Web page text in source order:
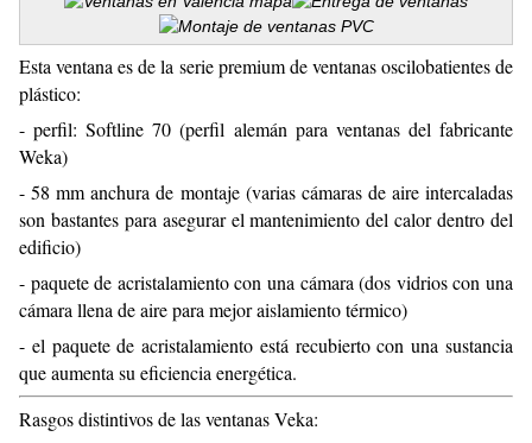
Esta ventana es de la serie premium de ventanas oscilobatientes de
plástico:
- perfil: Softline 70 (perfil alemán para ventanas del fabricante
Weka)
- 58 mm anchura de montaje (varias cámaras de aire intercaladas
son bastantes para asegurar el mantenimiento del calor dentro del
edificio)
- paquete de acristalamiento con una cámara (dos vidrios con una
cámara llena de aire para mejor aislamiento térmico)
- el paquete de acristalamiento está recubierto con una sustancia
que aumenta su eficiencia energética.
Rasgos distintivos de las ventanas Veka: